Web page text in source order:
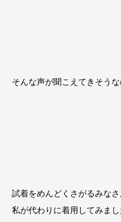
そんな声が聞こえてきそう
試着をめんどくさがるみな
私が代わりに着用してみまし